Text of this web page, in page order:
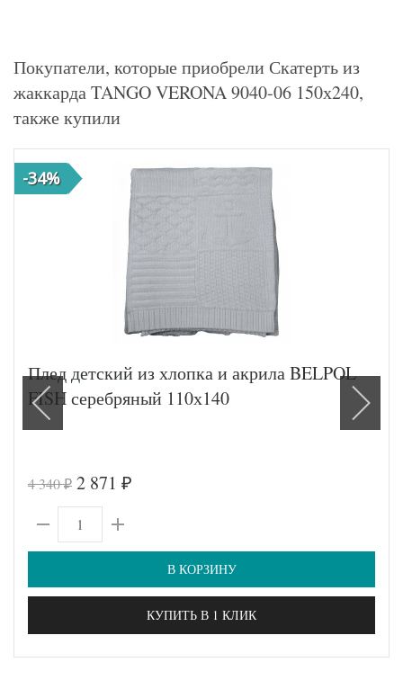
Покупатели, которые приобрели Скатерть из
жаккарда TANGO VERONA 9040-06 150х240,
также купили
-34%
Плед детский из хлопка и акрила BELPOL
FISH серебряный 110х140
4 340₽ 2 871 ₽
В КОРЗИНУ
КУПИТЬ В 1 КЛИК